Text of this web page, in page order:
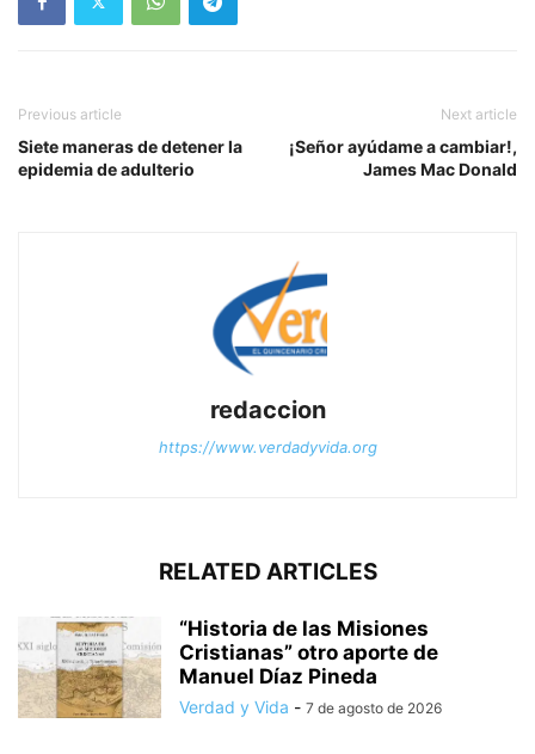
Previous article
Siete maneras de detener la
epidemia de adulterio
Next article
¡Señor ayúdame a cambiar!,
James Mac Donald
redaccion
https://www.verdadyvida.org
RELATED ARTICLES
“Historia de las Misiones
Cristianas” otro aporte de
Manuel Díaz Pineda
Verdad y Vida - 7 de agosto de 2026